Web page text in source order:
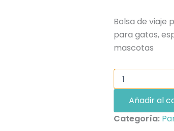
Bolsa de viaje
para gatos,
mascotas
Bolsa
viaje
portátil
para
gatos
Añadir al
Categoría: